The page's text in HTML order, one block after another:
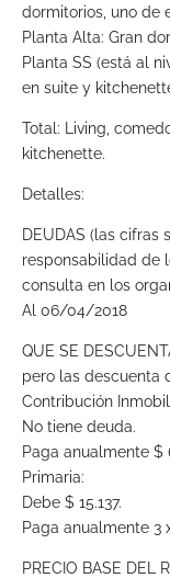
dormitorios, uno de
Planta Alta: Gran
Planta SS (está al
en suite y
Total: Living,
kitchenette.
Detalles:
DEUDAS (las cifras
responsabilidad de
consulta en los
Al 06/04/2018
QUE SE
pero las descuenta
Contribución
No tiene deuda.
Paga anualmente $
Primaria:
Debe $ 15.137.
Paga anualmente 3
PRECIO BASE DEL